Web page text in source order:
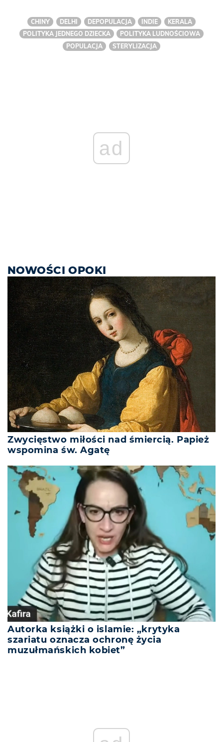
CHINY DELHI DEPOPULACJA INDIE
KERALA
POLITYKA JEDNEGO DZIECKA
POLITYKA LUDNOŚCIOWA
POPULACJA
STERYLIZACJA
ad
NOWOŚCI OPOKI
Zwycięstwo miłości nad śmiercią. Papież
wspomina św. Agatę
Autorka książki o islamie: „krytyka
szariatu oznacza ochronę życia
muzułmańskich kobiet”